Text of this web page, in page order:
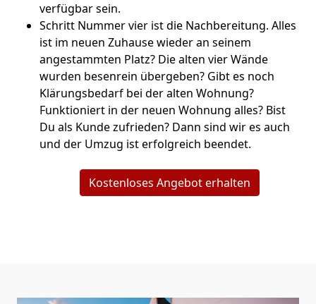
verfügbar sein.
Schritt Nummer vier ist die Nachbereitung. Alles
ist im neuen Zuhause wieder an seinem
angestammten Platz? Die alten vier Wände
wurden besenrein übergeben? Gibt es noch
Klärungsbedarf bei der alten Wohnung?
Funktioniert in der neuen Wohnung alles? Bist
Du als Kunde zufrieden? Dann sind wir es auch
und der Umzug ist erfolgreich beendet.
Kostenloses Angebot erhalten